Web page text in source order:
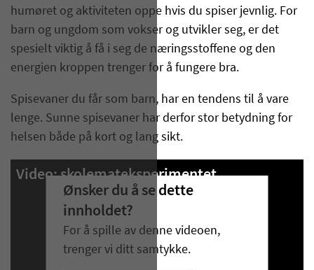
humøret og aktiviteten oppe hvis du spiser jevnlig. For
barn og ungdom som vokser og utvikler seg, er det
spesielt viktig å få i seg de næringsstoffene og den
energien kroppen trenger for å fungere bra.
Spisevaner du får som barn, har en tendens til å vare
lenge. Sunne spisevaner har derfor stor betydning for
helsen både på kort og lang sikt.
Video: skolemateksperimentet
Ønsker du å se dette
innholdet?
For å spille av denne videoen,
trenger vi ditt samtykke.